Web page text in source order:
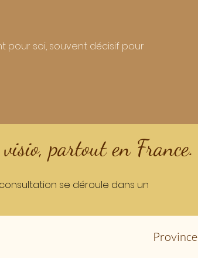
pour soi, souvent décisif pour
partout en France.
se déroule dans un
Province